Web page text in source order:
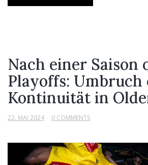
Nach einer Saison
Playoffs: Umbruch
Kontinuität in
22. MAI 2024 0 COMMENTS